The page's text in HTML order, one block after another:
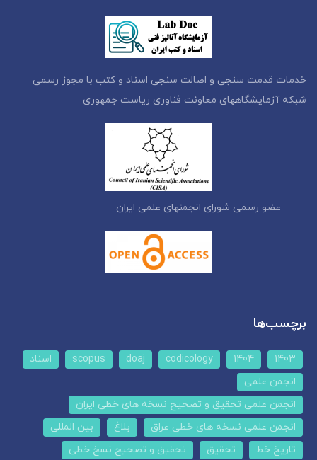
خدمات قدمت سنجی و اصالت سنجی اسناد و کتب با مجوز رسمی
شبکه آزمایشگاههای معاونت فناوری ریاست جمهوری
عضو رسمی شورای انجمنهای علمی ایران
برچسب‌ها
1403
1404
codicology
doaj
scopus
اسناد
انجمن علمی
انجمن علمی تحقیق و تصحیح نسخه های خطی ایران
انجمن علمی نسخه های خطی عراق
بلاغ
بین المللی
تاریخ خط
تحقیق
تحقیق و تصحیح نسخ خطی